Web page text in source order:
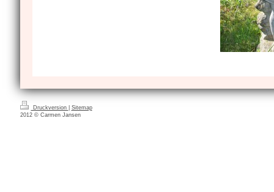
Druckversion
Sitemap
2012 © Carmen Jansen